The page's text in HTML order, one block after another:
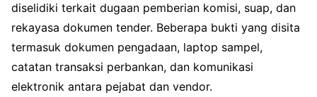
diselidiki terkait dugaan pemberian komisi, suap, dan
rekayasa dokumen tender. Beberapa bukti yang disita
termasuk dokumen pengadaan, laptop sampel,
catatan transaksi perbankan, dan komunikasi
elektronik antara pejabat dan vendor.